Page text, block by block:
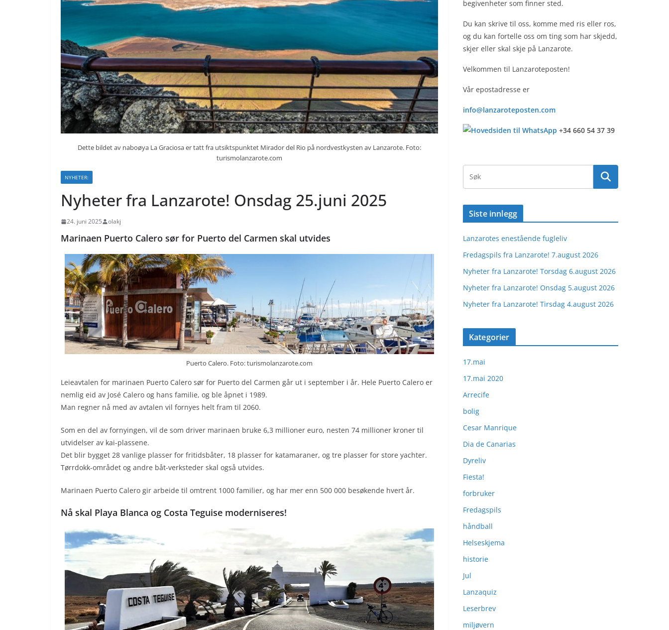
Dette bildet av naboøya La Graciosa er tatt fra utsiktspunktet Mirador del Rio på nordvestkysten av Lanzarote. Foto:
turismolanzarote.com
NYHETER:
Nyheter fra Lanzarote! Onsdag 25.juni 2025
24. juni 2025 olakj
Marinaen Puerto Calero sør for Puerto del Carmen skal utvides
Puerto Calero. Foto: turismolanzarote.com
Leieavtalen for marinaen Puerto Calero sør for Puerto del Carmen går ut i september i år. Hele Puerto Calero er
nemlig eid av José Calero og hans familie, og ble åpnet i 1989.
Man regner nå med av avtalen vil fornyes helt fram til 2060.
Som en del av fornyingen, vil de som driver marinaen bruke 6,3 millioner euro, nesten 74 millioner kroner til
utvidelser av kai-plassene.
Det blir bygget 28 vanlige plasser for fritidsbåter, 18 plasser for katamaraner, og tre plasser for store yachter.
Tørrdokk-området og andre båt-verksteder skal også utvides.
Marinaen Puerto Calero gir arbeide til omtrent 1000 familier, og har mer enn 500 000 besøkende hvert år.
Nå skal Playa Blanca og Costa Teguise moderniseres!
begivenheter som finner sted.
Du kan skrive til oss, komme med ris eller ros,
og du kan fortelle oss om ting som har skjedd,
skjer eller skal skje på Lanzarote.
Velkommen til Lanzaroteposten!
Vår epostadresse er
info@lanzaroteposten.com
+34 660 54 37 39
Siste innlegg
Lanzarotes enestående fugleliv
Fredagspils fra Lanzarote! 7.august 2026
Nyheter fra Lanzarote! Torsdag 6.august 2026
Nyheter fra Lanzarote! Onsdag 5.august 2026
Nyheter fra Lanzarote! Tirsdag 4.august 2026
Kategorier
17.mai
17.mai 2020
Arrecife
bolig
Cesar Manrique
Dia de Canarias
Dyreliv
Fiesta!
forbruker
Fredagspils
håndball
Helseskjema
historie
Jul
Lanzaquiz
Leserbrev
miljøvern